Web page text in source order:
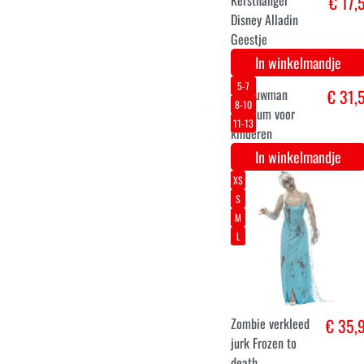
Emma
In winkelmandje
36
42
zeemeermin jurk
In winkelmandje
13-14
7-8